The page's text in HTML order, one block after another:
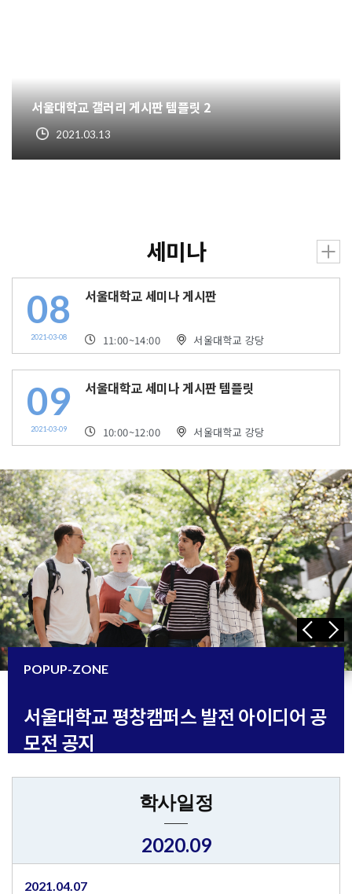
서울대학교 갤러리 게시판 템플릿 2
2021.03.13
세미나
08
2021-03-08
서울대학교 세미나 게시판
11:00~14:00 서울대학교 강당
09
2021-03-09
서울대학교 세미나 게시판 템플릿
10:00~12:00 서울대학교 강당
POPUP-ZONE
서울대학교 평창캠퍼스 발전 아이디어 공
모전 공지
학사일정
2020.09
2021.04.07